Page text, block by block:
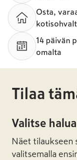
Osta,
14 päivän
omalta
Tilaa
Valitse
Näet tilaukseen
valitsemalla